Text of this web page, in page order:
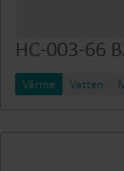
HC-003-66
Värme Vatten